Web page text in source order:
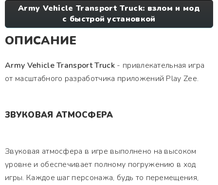
Army Vehicle Transport Truck: взлом и мод
с быстрой установкой
ОПИСАНИЕ
Army Vehicle Transport Truck- привлекательная игра
от масштабного разработчика приложений Play Zee.
ЗВУКОВАЯ АТМОСФЕРА
Звуковая атмосфера в игре выполнено на высоком
уровне и обеспечивает полному погружению в ход
игры. Каждое шаг персонажа, будь то перемещения,